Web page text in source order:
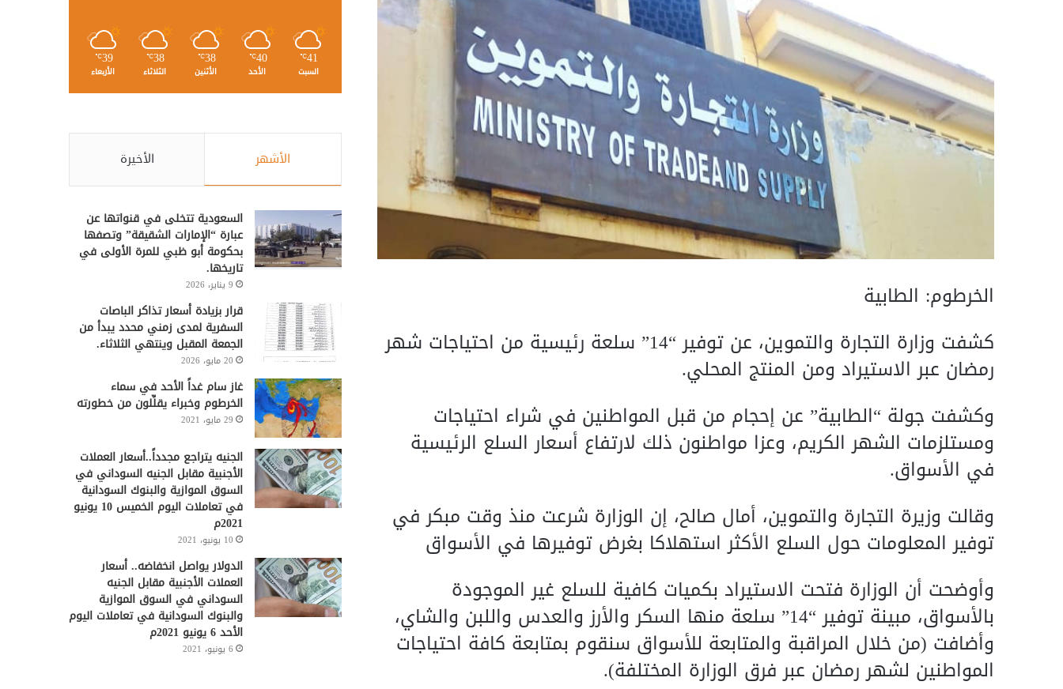
الخرطوم: الطابية
كشفت وزارة التجارة والتموين، عن توفير “14” سلعة رئيسية من احتياجات شهر
رمضان عبر الاستيراد ومن المنتج المحلي.
وكشفت جولة “الطابية” عن إحجام من قبل المواطنين في شراء احتياجات
ومستلزمات الشهر الكريم، وعزا مواطنون ذلك لارتفاع أسعار السلع الرئيسية
في الأسواق.
وقالت وزيرة التجارة والتموين، أمال صالح، إن الوزارة شرعت منذ وقت مبكر في
توفير المعلومات حول السلع الأكثر استهلاكا بغرض توفيرها في الأسواق
وأوضحت أن الوزارة فتحت الاستيراد بكميات كافية للسلع غير الموجودة
بالأسواق، مبينة توفير “14” سلعة منها السكر والأرز والعدس واللبن والشاي،
وأضافت (من خلال المراقبة والمتابعة للأسواق سنقوم بمتابعة كافة احتياجات
المواطنين لشهر رمضان عبر فرق الوزارة المختلفة).
41
℃
السبت
40
℃
الأحد
38
℃
الأثنين
38
℃
الثلاثاء
39
℃
الأربعاء
الأشهر الأخيرة
السعودية تتخلى في قنواتها عن
عبارة “الإمارات الشقيقة” وتصفها
بحكومة أبو ظبي للمرة الأولى في
تاريخها.
9 يناير، 2026
قرار بزيادة أسعار تذاكر الباصات
السفرية لمدى زمني محدد يبدأ من
الجمعة المقبل وينتهي الثلاثاء.
20 مايو، 2026
غاز سام غداً الأحد في سماء
الخرطوم وخبراء يقلِّلون من خطورته
29 مايو، 2021
الجنيه يتراجع مجدداً..أسعار العملات
الأجنبية مقابل الجنيه السوداني في
السوق الموازية والبنوك السودانية
في تعاملات اليوم الخميس 10 يونيو
2021م
10 يونيو، 2021
الدولار يواصل انخفاضه.. أسعار
العملات الأجنبية مقابل الجنيه
السوداني في السوق الموازية
والبنوك السودانية في تعاملات اليوم
الأحد 6 يونيو 2021م
6 يونيو، 2021